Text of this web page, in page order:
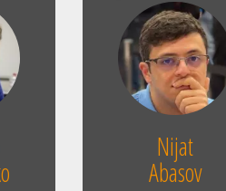
Nijat
Abasov